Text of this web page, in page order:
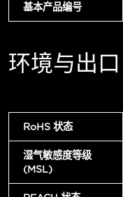
基本产品编号
环境与出口
RoHS 状态
湿气敏感度等级
(MSL)